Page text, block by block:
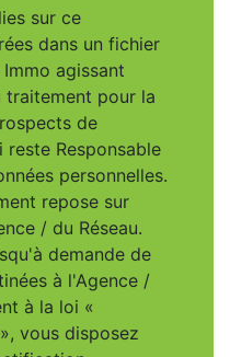
sur ce
dans un fichier
agissant
pour la
de
reste Responsable
personnelles.
repose sur
/ du Réseau.
demande de
à l'Agence /
à la loi «
vous disposez